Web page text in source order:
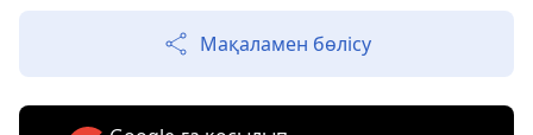
Мақаламен бөлісу